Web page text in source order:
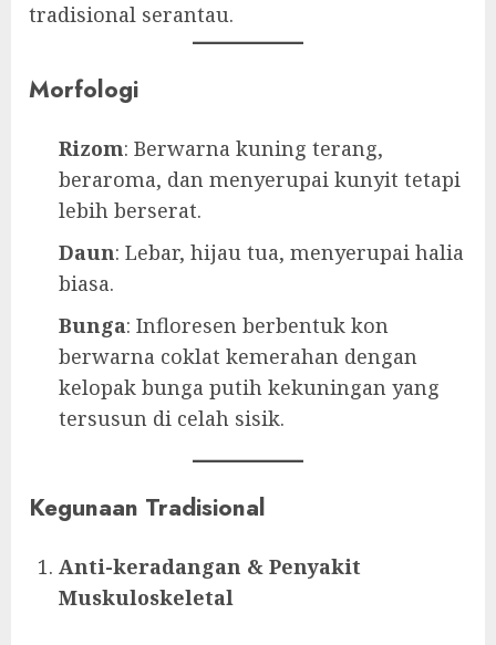
tradisional serantau.
Morfologi
Rizom: Berwarna kuning terang,
beraroma, dan menyerupai kunyit tetapi
lebih berserat.
Daun: Lebar, hijau tua, menyerupai halia
biasa.
Bunga: Infloresen berbentuk kon
berwarna coklat kemerahan dengan
kelopak bunga putih kekuningan yang
tersusun di celah sisik.
Kegunaan Tradisional
Anti-keradangan & Penyakit
Muskuloskeletal